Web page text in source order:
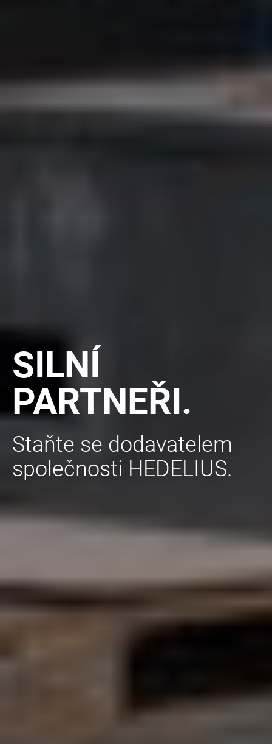
SILNÍ
PARTNEŘI.
Staňte se dodavatelem
společnosti HEDELIUS.